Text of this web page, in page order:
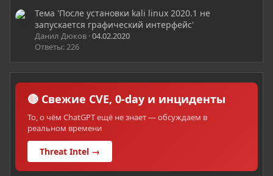
Тема 'После установки kali linux 2020.1 не
запускается графический интерфейс'
Данил Дюков 04.02.2020
Ответы: 226
🔴 Свежие CVE, 0-day и инциденты
То, о чём ChatGPT ещё не знает — обсуждаем в
реальном времени
Threat Intel →